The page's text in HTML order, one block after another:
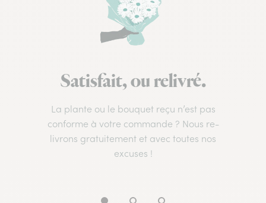
Satisfait, ou relivré.
La plante ou le bouquet reçu n’est pas
conforme à votre commande ? Nous re-
livrons gratuitement et avec toutes nos
excuses !